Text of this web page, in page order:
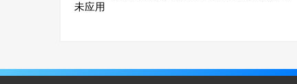
未应用